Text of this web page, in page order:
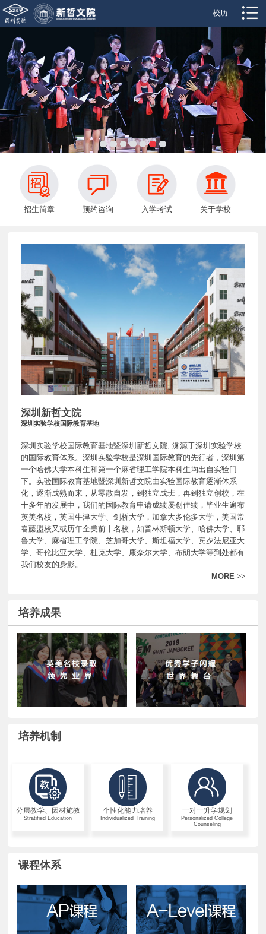
校历
招生简章 预约咨询 入学考试 关于学校
深圳新哲文院
深圳实验学校国际教育基地
深圳实验学校国际教育基地暨深圳新哲文院, 渊源于深圳实验学校
的国际教育体系。深圳实验学校是深圳国际教育的先行者，深圳第
一个哈佛大学本科生和第一个麻省理工学院本科生均出自实验门
下。实验国际教育基地暨深圳新哲文院由实验国际教育逐渐体系
化，逐渐成熟而来，从零散自发，到独立成班，再到独立创校，在
十多年的发展中，我们的国际教育申请成绩屡创佳绩，毕业生遍布
英美名校，英国牛津大学、剑桥大学，加拿大多伦多大学，美国常
春藤盟校又或历年全美前十名校，如普林斯顿大学、哈佛大学、耶
鲁大学、麻省理工学院、芝加哥大学、斯坦福大学、宾夕法尼亚大
学、哥伦比亚大学、杜克大学、康奈尔大学、布朗大学等到处都有
我们校友的身影。
MORE>>
培养成果
培养机制
分层教学、因材施教
Stratified Education
个性化能力培养
Individualized Training
一对一升学规划
Personalized College
Counseling
课程体系